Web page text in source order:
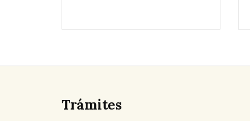
Trámites